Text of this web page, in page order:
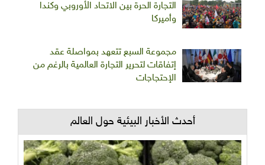
التجارة الحرة بين الاتحاد الأوروبي وكندا
وأميركا
مجموعة السبع تتعهد بمواصلة عقد
إتفاقات لتحرير التجارة العالمية بالرغم من
الإحتجاجات
أحدث الأخبار البيئية حول العالم